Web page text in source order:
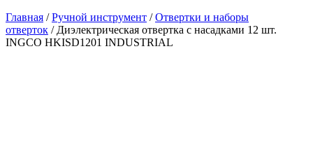
Главная /Ручной инструмент /Отвертки и наборы
отверток / Диэлектрическая отвертка с насадками 12 шт.
INGCO HKISD1201 INDUSTRIAL